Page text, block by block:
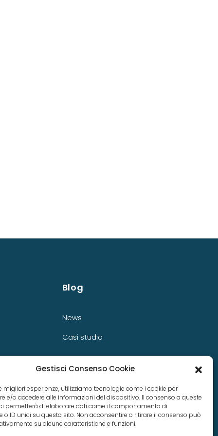
Gestisci Consenso Cookie
migliori esperienze, utilizziamo tecnologie come i cookie per
e/o accedere alle informazioni del dispositivo. Il consenso a queste
permetterà di elaborare dati come il comportamento di
o ID unici su questo sito. Non acconsentire o ritirare il consenso può
su alcune caratteristiche e funzioni.
Blog
News
Casi studio